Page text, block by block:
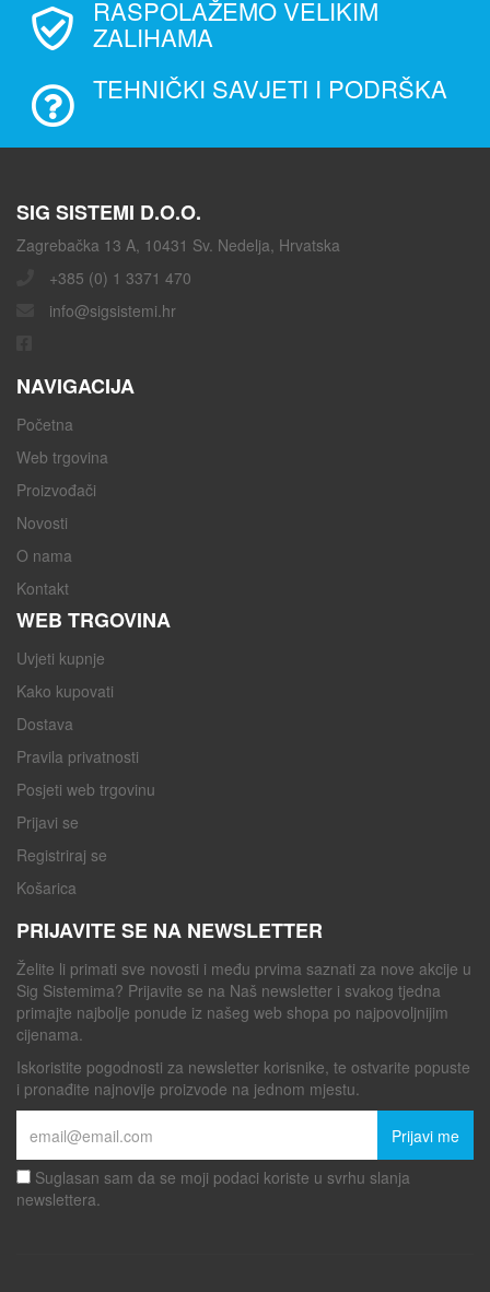
RASPOLAŽEMO VELIKIM
ZALIHAMA
TEHNIČKI SAVJETI I PODRŠKA
SIG SISTEMI D.O.O.
Zagrebačka 13 A, 10431 Sv. Nedelja, Hrvatska
+385 (0) 1 3371 470
info@sigsistemi.hr
NAVIGACIJA
Početna
Web trgovina
Proizvođači
Novosti
O nama
Kontakt
WEB TRGOVINA
Uvjeti kupnje
Kako kupovati
Dostava
Pravila privatnosti
Posjeti web trgovinu
Prijavi se
Registriraj se
Košarica
PRIJAVITE SE NA NEWSLETTER
Želite li primati sve novosti i među prvima saznati za nove akcije u
Sig Sistemima? Prijavite se na Naš newsletter i svakog tjedna
primajte najbolje ponude iz našeg web shopa po najpovoljnijim
cijenama.
Iskoristite pogodnosti za newsletter korisnike, te ostvarite popuste
i pronađite najnovije proizvode na jednom mjestu.
Prijavi me
Suglasan sam da se moji podaci koriste u svrhu slanja
newslettera.